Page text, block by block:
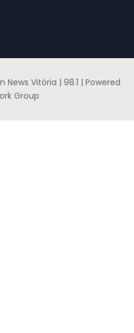
Vitória | 98.1 | Powered
Group